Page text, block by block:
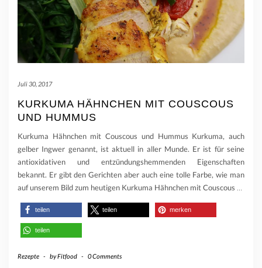
Juli 30, 2017
KURKUMA HÄHNCHEN MIT COUSCOUS
UND HUMMUS
Kurkuma Hähnchen mit Couscous und Hummus Kurkuma, auch
gelber Ingwer genannt, ist aktuell in aller Munde. Er ist für seine
antioxidativen und entzündungshemmenden Eigenschaften
bekannt. Er gibt den Gerichten aber auch eine tolle Farbe, wie man
auf unserem Bild zum heutigen Kurkuma Hähnchen mit Couscous
teilen teilen merken
teilen
Rezepte - byFitfood - 0 Comments